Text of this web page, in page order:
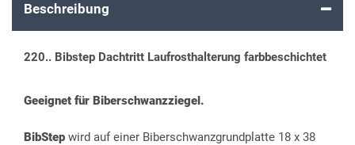
Beschreibung
220.. Bibstep Dachtritt Laufrosthalterung farbbeschichtet
Geeignet für Biberschwanzziegel.
BibStep wird auf einer Biberschwanzgrundplatte 18 x 38